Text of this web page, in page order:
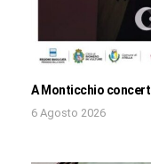
A Monticchio
6 Agosto 2026